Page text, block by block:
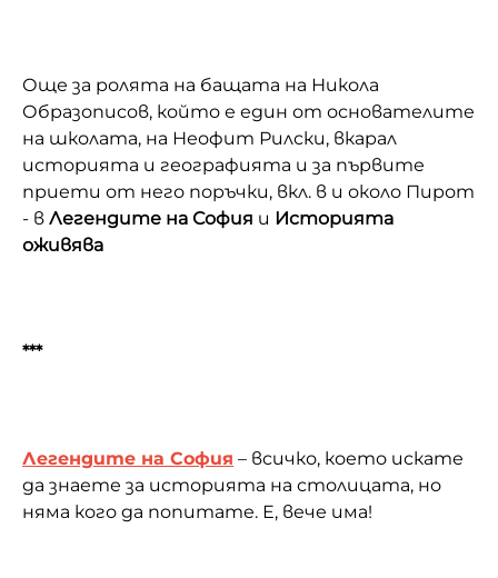
Още за ролята на бащата на Никола
Образописов, който е един от основателите
на школата, на Неофит Рилски, вкарал
историята и географията и за първите
приети от него поръчки, вкл. в и около Пирот
- в Легендите на София и Историята
оживява
***
Легендите на София – всичко, което искате
да знаете за историята на столицата, но
няма кого да попитате. Е, вече има!